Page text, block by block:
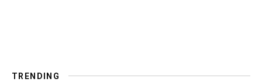
TRENDING